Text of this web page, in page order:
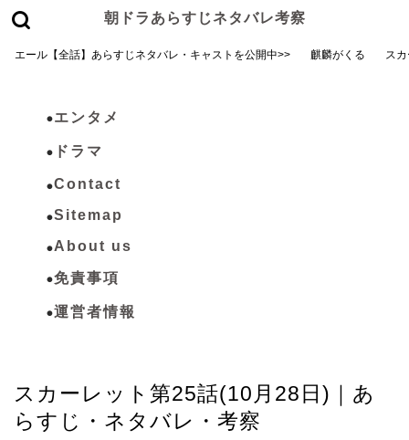
朝ドラあらすじネタバレ考察
エール【全話】あらすじネタバレ・キャストを公開中>> 麒麟がくる ス
エンタメ
ドラマ
Contact
Sitemap
About us
免責事項
運営者情報
スカーレット第25話(10月28日)｜あ
らすじ・ネタバレ・考察